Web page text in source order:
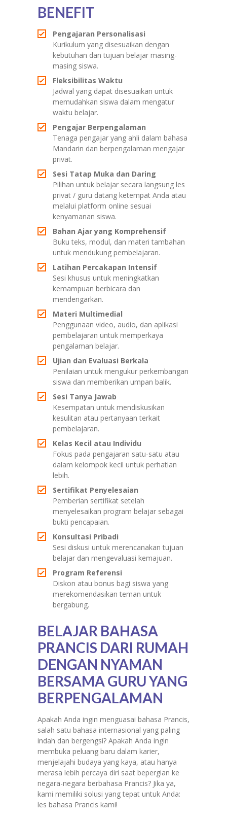
BENEFIT
Pengajaran Personalisasi
Kurikulum yang disesuaikan dengan
kebutuhan dan tujuan belajar masing-
masing siswa.
Fleksibilitas Waktu
Jadwal yang dapat disesuaikan untuk
memudahkan siswa dalam mengatur
waktu belajar.
Pengajar Berpengalaman
Tenaga pengajar yang ahli dalam bahasa
Mandarin dan berpengalaman mengajar
privat.
Sesi Tatap Muka dan Daring
Pilihan untuk belajar secara langsung les
privat / guru datang ketempat Anda atau
melalui platform online sesuai
kenyamanan siswa.
Bahan Ajar yang Komprehensif
Buku teks, modul, dan materi tambahan
untuk mendukung pembelajaran.
Latihan Percakapan Intensif
Sesi khusus untuk meningkatkan
kemampuan berbicara dan
mendengarkan.
Materi Multimedial
Penggunaan video, audio, dan aplikasi
pembelajaran untuk memperkaya
pengalaman belajar.
Ujian dan Evaluasi Berkala
Penilaian untuk mengukur perkembangan
siswa dan memberikan umpan balik.
Sesi Tanya Jawab
Kesempatan untuk mendiskusikan
kesulitan atau pertanyaan terkait
pembelajaran.
Kelas Kecil atau Individu
Fokus pada pengajaran satu-satu atau
dalam kelompok kecil untuk perhatian
lebih.
Sertifikat Penyelesaian
Pemberian sertifikat setelah
menyelesaikan program belajar sebagai
bukti pencapaian.
Konsultasi Pribadi
Sesi diskusi untuk merencanakan tujuan
belajar dan mengevaluasi kemajuan.
Program Referensi
Diskon atau bonus bagi siswa yang
merekomendasikan teman untuk
bergabung.
BELAJAR BAHASA
PRANCIS DARI RUMAH
DENGAN NYAMAN
BERSAMA GURU YANG
BERPENGALAMAN
Apakah Anda ingin menguasai bahasa Prancis,
salah satu bahasa internasional yang paling
indah dan bergengsi? Apakah Anda ingin
membuka peluang baru dalam karier,
menjelajahi budaya yang kaya, atau hanya
merasa lebih percaya diri saat bepergian ke
negara-negara berbahasa Prancis? Jika ya,
kami memiliki solusi yang tepat untuk Anda:
les bahasa Prancis kami!